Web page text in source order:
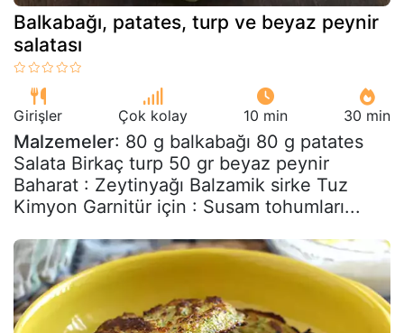
Balkabağı, patates, turp ve beyaz peynir
salatası
Girişler Çok kolay 10 min 30 min
Malzemeler: 80 g balkabağı 80 g patates
Salata Birkaç turp 50 gr beyaz peynir
Baharat : Zeytinyağı Balzamik sirke Tuz
Kimyon Garnitür için : Susam tohumları...